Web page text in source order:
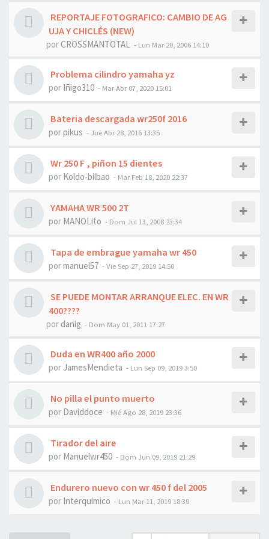
REPORTAJE FOTOGRAFICO: CAMBIO DE AG
UJA Y CHICLÉS (NEW)
por CROSSMANTOTAL - Lun Mar 20, 2006 14:10
Problema cilindro yamaha yz
por Iñigo310 - Mar Abr 07, 2020 15:01
Bateria descargada wr250f 2016
porpikus - Jue Abr 28, 2016 13:35
Wr 250 F , piñon 15 dientes
por Koldo-bilbao - Mar Feb 18, 2020 22:37
YAMAHA WR 500 2T
por MANOLito - Dom Jul 13, 2008 23:34
Tapa de embrague yamaha wr 450
pormanuel57 - Vie Sep 27, 2019 14:50
SE PUEDE MONTAR ARRANQUE ELEC. EN WR
400????
por danig - Dom May 01, 2011 17:27
Duda en WR400 año 2000
por JamesMendieta - Lun Sep 09, 2019 3:50
No pilla el punto muerto
por Daviddoce - Mié Ago 28, 2019 23:36
Tirador del aire
por Manuelwr450 - Dom Jun 09, 2019 21:29
Endurero nuevo con wr 450 f del 2005
por Interquimico - Lun Mar 11, 2019 18:39